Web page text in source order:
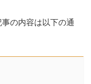
の内容は以下の通